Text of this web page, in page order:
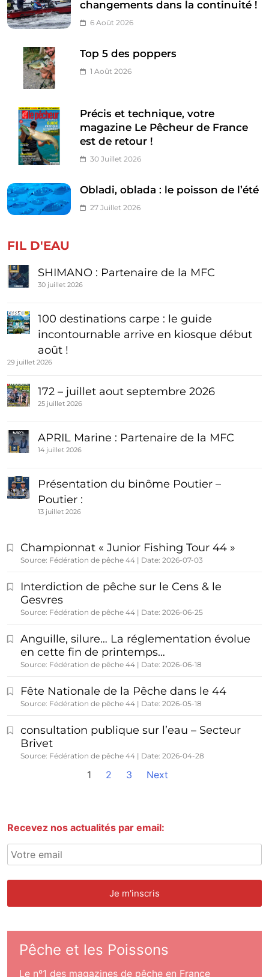
changements dans la continuité !
6 Août 2026
Top 5 des poppers
1 Août 2026
Précis et technique, votre
magazine Le Pêcheur de France
est de retour !
30 Juillet 2026
Obladi, oblada : le poisson de l’été
27 Juillet 2026
FIL D'EAU
SHIMANO : Partenaire de la MFC
30 juillet 2026
100 destinations carpe : le guide
incontournable arrive en kiosque début
août !
29 juillet 2026
172 – juillet aout septembre 2026
25 juillet 2026
APRIL Marine : Partenaire de la MFC
14 juillet 2026
Présentation du binôme Poutier –
Poutier :
13 juillet 2026
Championnat « Junior Fishing Tour 44 »
Source: Fédération de pêche 44 Date: 2026-07-03
Interdiction de pêche sur le Cens & le
Gesvres
Source: Fédération de pêche 44 Date: 2026-06-25
Anguille, silure… La réglementation évolue
en cette fin de printemps…
Source: Fédération de pêche 44 Date: 2026-06-18
Fête Nationale de la Pêche dans le 44
Source: Fédération de pêche 44 Date: 2026-05-18
consultation publique sur l’eau – Secteur
Brivet
Source: Fédération de pêche 44 Date: 2026-04-28
1 2 3 Next
Recevez nos actualités par email:
Pêche et les Poissons
Le nº1 des magazines de pêche en France